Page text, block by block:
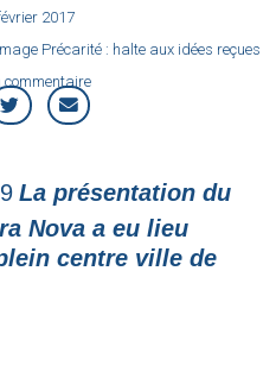
2017
Précarité : halte aux idées reçues
commentaire
La présentation du
Nova a eu lieu
centre ville de